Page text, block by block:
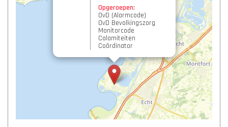
Opgeroepen:
OvD (Alarmcode)
OvD Bevolkingszorg
Monitorcode
Calamiteiten
Coördinator